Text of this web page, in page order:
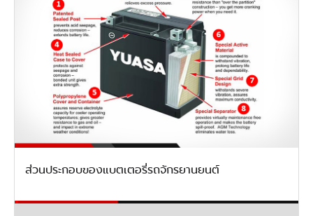
ส่วนประกอบของแบตเตอรี่รถจักรยานยนต์